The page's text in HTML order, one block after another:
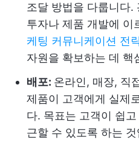
조달 방법을 다룹니다
투자나 제품 개발에 이
케팅 커뮤니케이션 전
자원을 확보하는 데 핵
배포: 온라인, 매장, 직
제품이 고객에게 실제
다. 목표는 고객이 쉽
근할 수 있도록 하는